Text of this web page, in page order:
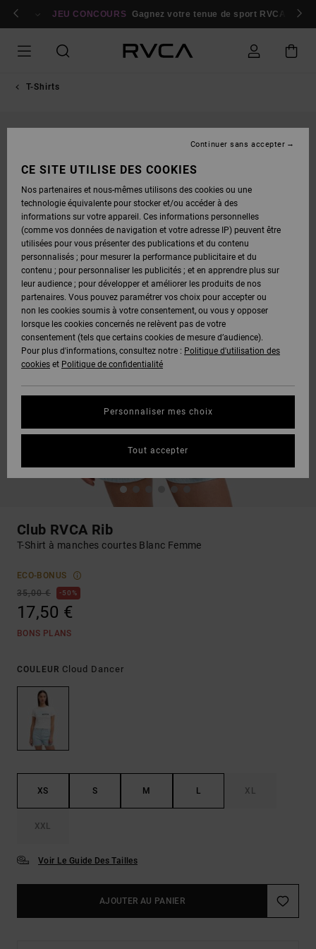
Se connecter / s'inscrire
JEU CONCOURS Gagnez votre tenue de sport RVCA
T-Shirts
Club RVCA Rib
T-Shirt à manches courtes Blanc Femme
ECO-BONUS
35,00 €
50%
17,50 €
BONS PLANS
COULEUR Cloud Dancer
XS S M L XL
XXL
Voir Le Guide Des Tailles
AJOUTER AU PANIER
CE SITE UTILISE DES COOKIES
Nos partenaires et nous-mêmes utilisons des cookies ou une
technologie équivalente pour stocker et/ou accéder à des
informations sur votre appareil. Ces informations personnelles
(comme vos données de navigation et votre adresse IP) peuvent être
utilisées pour vous présenter des publications et du contenu
personnalisés ; pour mesurer la performance publicitaire et du
contenu ; pour personnaliser les publicités ; et en apprendre plus sur
leur audience ; pour développer et améliorer les produits de nos
partenaires. Vous pouvez paramétrer vos choix pour accepter ou
non les cookies soumis à votre consentement, ou vous y opposer
lorsque les cookies concernés ne relèvent pas de votre
consentement (tels que certains cookies de mesure d’audience).
Pour plus d'informations, consultez notre : Politique d'utilisation des
cookies et Politique de confidentialité
Personnaliser mes choix
Continuer sans accepter
Tout accepter